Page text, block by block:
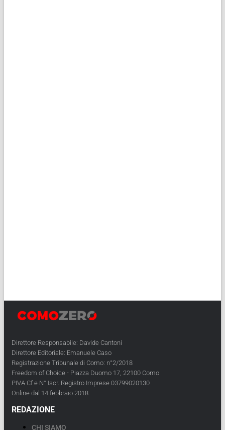
Direttore Responsabile: Davide Cantoni
Direttore Editoriale: Emanuele Caso
Registrazione Tribunale di Como: n°2/2018
Freedom of Choice - Piazza Duomo 17, 22100 Como
PIVA Cf e N° Iscr. Registro Imprese 03799020130
Online dal 14 febbraio 2018
REDAZIONE
CHI SIAMO